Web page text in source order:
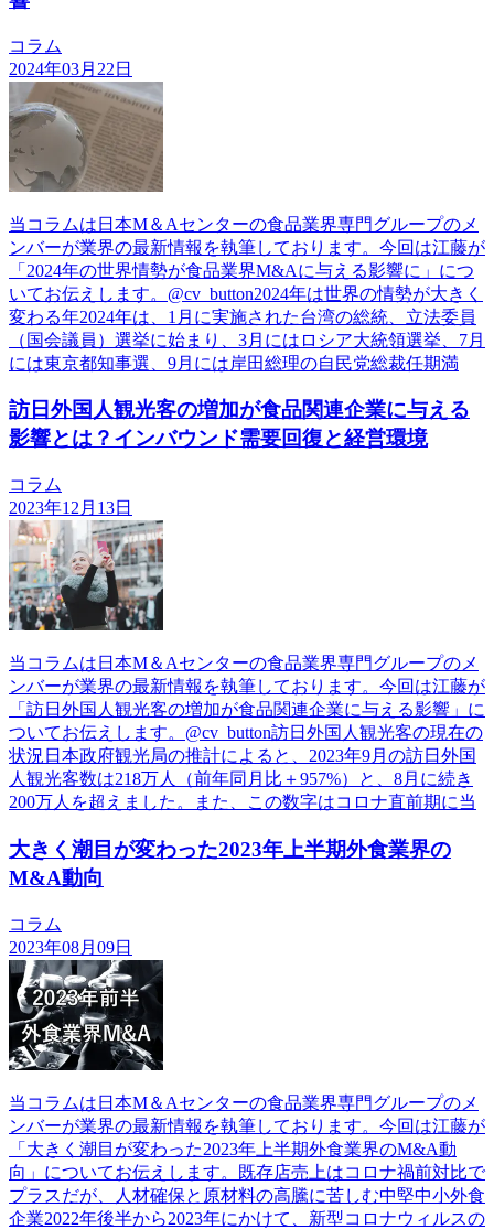
コラム
2024年03月22日
当コラムは日本М＆Aセンターの食品業界専門グループのメ
ンバーが業界の最新情報を執筆しております。今回は江藤が
「2024年の世界情勢が食品業界M&Aに与える影響に」につ
いてお伝えします。@cv_button2024年は世界の情勢が大きく
変わる年2024年は、1月に実施された台湾の総統、立法委員
（国会議員）選挙に始まり、3月にはロシア大統領選挙、7月
には東京都知事選、9月には岸田総理の自民党総裁任期満
訪日外国人観光客の増加が食品関連企業に与える
影響とは？インバウンド需要回復と経営環境
コラム
2023年12月13日
当コラムは日本М＆Aセンターの食品業界専門グループのメ
ンバーが業界の最新情報を執筆しております。今回は江藤が
「訪日外国人観光客の増加が食品関連企業に与える影響」に
ついてお伝えします。@cv_button訪日外国人観光客の現在の
状況日本政府観光局の推計によると、2023年9月の訪日外国
人観光客数は218万人（前年同月比＋957%）と、8月に続き
200万人を超えました。また、この数字はコロナ直前期に当
大きく潮目が変わった2023年上半期外食業界の
M&A動向
コラム
2023年08月09日
当コラムは日本М＆Aセンターの食品業界専門グループのメ
ンバーが業界の最新情報を執筆しております。今回は江藤が
「大きく潮目が変わった2023年上半期外食業界のM&A動
向」についてお伝えします。既存店売上はコロナ禍前対比で
プラスだが、人材確保と原材料の高騰に苦しむ中堅中小外食
企業2022年後半から2023年にかけて、新型コロナウィルスの